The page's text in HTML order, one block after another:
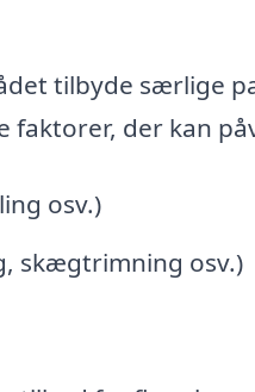
tilbyde særlige
der kan
osv.)
skægtrimning osv.)